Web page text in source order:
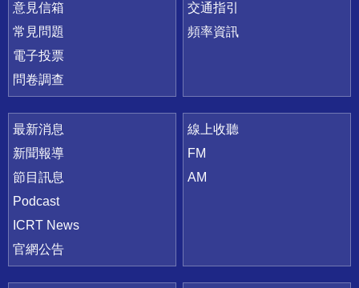
意見信箱
常見問題
電子投票
問卷調查
交通指引
頻率資訊
最新消息
新聞報導
節目訊息
Podcast
ICRT News
官網公告
線上收聽
FM
AM